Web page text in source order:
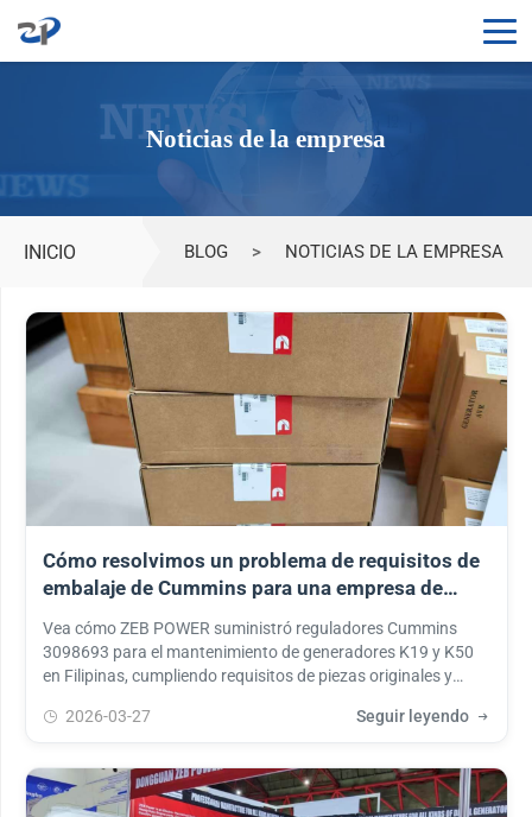
Noticias de la empresa
INICIO BLOG > NOTICIAS DE LA EMPRESA
Cómo resolvimos un problema de requisitos de
embalaje de Cummins para una empresa de
mantenimiento de generadores en Filipinas
Vea cómo ZEB POWER suministró reguladores Cummins
3098693 para el mantenimiento de generadores K19 y K50
en Filipinas, cumpliendo requisitos de piezas originales y
2026-03-27
Seguir leyendo